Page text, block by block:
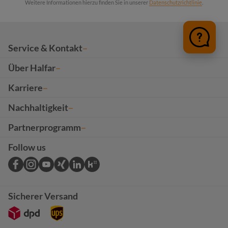
Weitere Informationen hierzu finden Sie in unserer Datenschutzrichtlinie
Service & Kontakt
Über Halfar
Karriere
Nachhaltigkeit
Partnerprogramm
Follow us
Sicherer Versand